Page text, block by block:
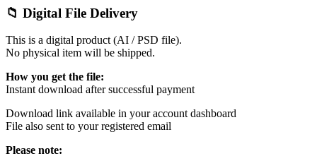
📁 Digital File Delivery
This is a digital product (AI / PSD file).
No physical item will be shipped.
How you get the file:
Instant download after successful payment
Download link available in your account dashboard
File also sent to your registered email
Please note: